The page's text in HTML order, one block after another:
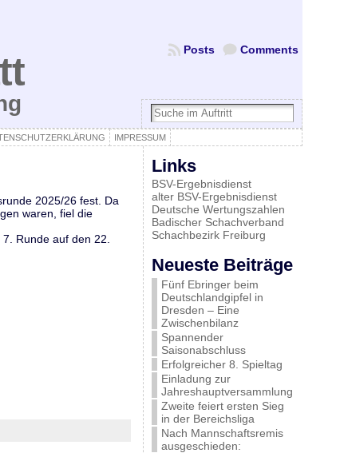
Comments
Posts
IMPRESSUM
2025/26 fest. Da
waren, fiel die
Runde auf den 22.
Links
BSV-Ergebnisdienst
alter BSV-Ergebnisdienst
Deutsche Wertungszahlen
Badischer Schachverband
Schachbezirk Freiburg
Neueste Beiträge
Fünf Ebringer beim
Deutschlandgipfel in
Dresden – Eine
Zwischenbilanz
Spannender
Saisonabschluss
Erfolgreicher 8. Spieltag
Einladung zur
Jahreshauptversammlung
Zweite feiert ersten Sieg
in der Bereichsliga
Nach Mannschaftsremis
ausgeschieden: